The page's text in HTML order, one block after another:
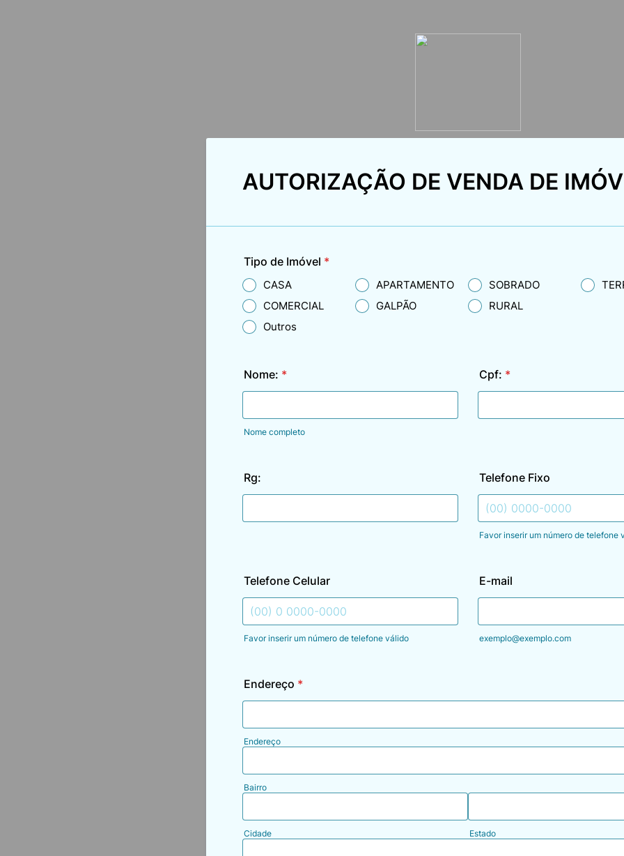
AUTORIZAÇÃO DE VENDA DE
Tipo de Imóvel *
CASA APARTAMENTO SOBRADO
COMERCIAL
GALPÃO
RURAL
Outros
Nome: *
Nome completo
Cpf: *
Rg: Telefone Fixo
Favor inserir um número de telefone
Telefone Celular
Favor inserir um número de telefone válido
E-mail
exemplo@exemplo.com
Endereço *
Endereço
Bairro
Cidade Estado